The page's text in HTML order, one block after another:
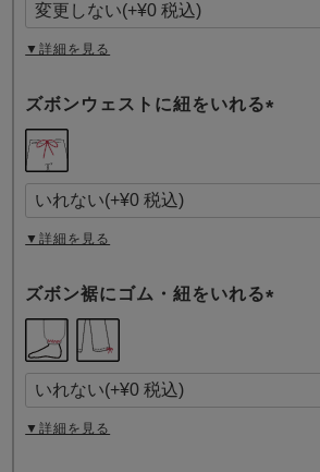
)
▼詳細を見る
ズボンウェストに紐をいれる
須
)
▼詳細を見る
ズボン裾にゴム・紐をいれる
須
)
▼詳細を見る